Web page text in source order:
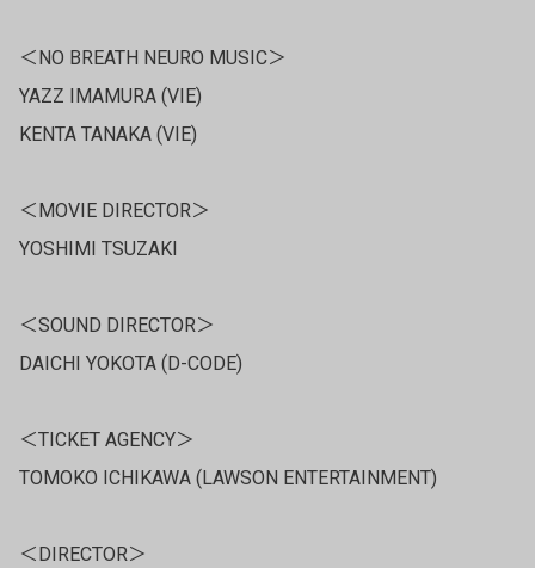
＜NO BREATH NEURO MUSIC＞
YAZZ IMAMURA (VIE)
KENTA TANAKA (VIE)
＜MOVIE DIRECTOR＞
YOSHIMI TSUZAKI
＜SOUND DIRECTOR＞
DAICHI YOKOTA (D-CODE)
＜TICKET AGENCY＞
TOMOKO ICHIKAWA (LAWSON ENTERTAINMENT)
＜DIRECTOR＞